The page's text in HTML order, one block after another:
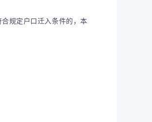
规定户口迁入条件的，本